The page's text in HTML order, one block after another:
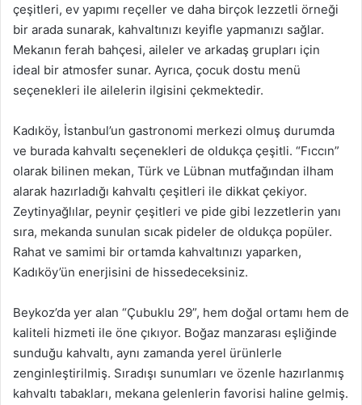
çeşitleri, ev yapımı reçeller ve daha birçok lezzetli örneği
bir arada sunarak, kahvaltınızı keyifle yapmanızı sağlar.
Mekanın ferah bahçesi, aileler ve arkadaş grupları için
ideal bir atmosfer sunar. Ayrıca, çocuk dostu menü
seçenekleri ile ailelerin ilgisini çekmektedir.
Kadıköy, İstanbul’un gastronomi merkezi olmuş durumda
ve burada kahvaltı seçenekleri de oldukça çeşitli. “Fıccın”
olarak bilinen mekan, Türk ve Lübnan mutfağından ilham
alarak hazırladığı kahvaltı çeşitleri ile dikkat çekiyor.
Zeytinyağlılar, peynir çeşitleri ve pide gibi lezzetlerin yanı
sıra, mekanda sunulan sıcak pideler de oldukça popüler.
Rahat ve samimi bir ortamda kahvaltınızı yaparken,
Kadıköy’ün enerjisini de hissedeceksiniz.
Beykoz’da yer alan “Çubuklu 29”, hem doğal ortamı hem de
kaliteli hizmeti ile öne çıkıyor. Boğaz manzarası eşliğinde
sunduğu kahvaltı, aynı zamanda yerel ürünlerle
zenginleştirilmiş. Sıradışı sunumları ve özenle hazırlanmış
kahvaltı tabakları, mekana gelenlerin favorisi haline gelmiş.